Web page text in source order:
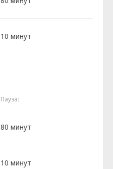
10 минут
Пауза:
80 минут
10 минут